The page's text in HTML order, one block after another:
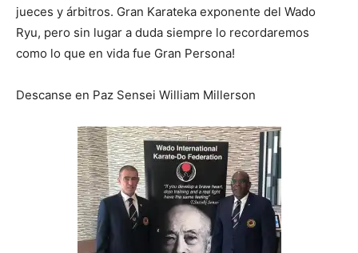
jueces y árbitros. Gran Karateka exponente del Wado
Ryu, pero sin lugar a duda siempre lo recordaremos
como lo que en vida fue Gran Persona!
Descanse en Paz Sensei William Millerson